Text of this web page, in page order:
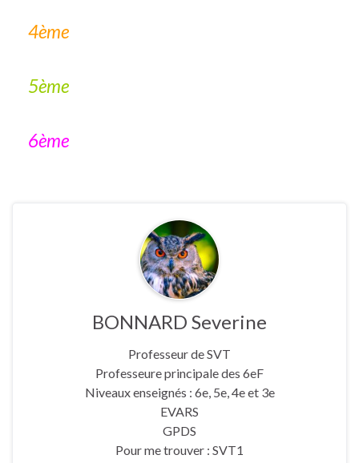
4ème
5ème
6ème
BONNARD Severine
Professeur de SVT
Professeure principale des 6eF
Niveaux enseignés : 6e, 5e, 4e et 3e
EVARS
GPDS
Pour me trouver : SVT1